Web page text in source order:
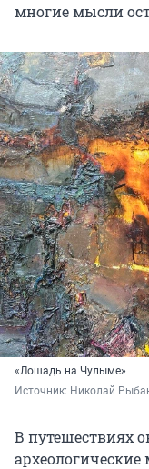
многие мысли
«Лошадь на Чулыме»
Источник: Николай
В путешествиях